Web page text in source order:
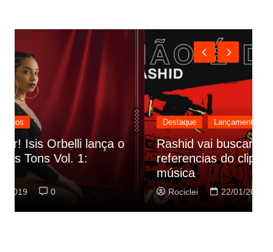
Destaque
Rashid vai buscar nos HQs as
referencias do clipe de sua nova
música
Rociclei 0